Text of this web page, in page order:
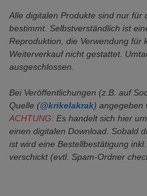
Alle digitalen Produkte sind nur für
bestimmt. Selbstverständlich ist
Reproduktion, die Verwendung für
Weiterverkauf nicht gestattet.
ausgeschlossen.
Bei Veröffentlichungen (z.B. auf
Quelle (@krikelakrak) angegeben
ACHTUNG: Es handelt sich hier
einen digitalen Download. Sobald
ist wird eine Bestellbestätigung
verschickt (evtl. Spam-Ordner